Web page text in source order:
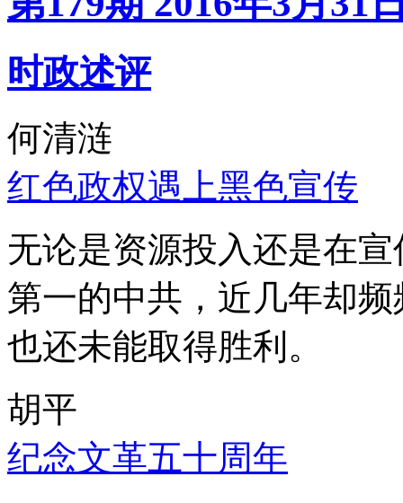
时政述评
何清涟
红色政权遇上黑色宣传
无论是资源投入还是在
第一的中共，近几年却
也还未能取得胜利。
胡平
纪念文革五十周年